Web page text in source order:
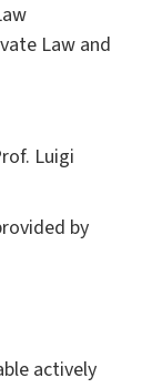
Law and
Luigi
by
actively